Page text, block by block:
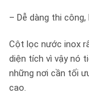
– Dễ dàng thi
Cột lọc nước inox
diện tích vì vậy nó
những nơi cần tối
cao.